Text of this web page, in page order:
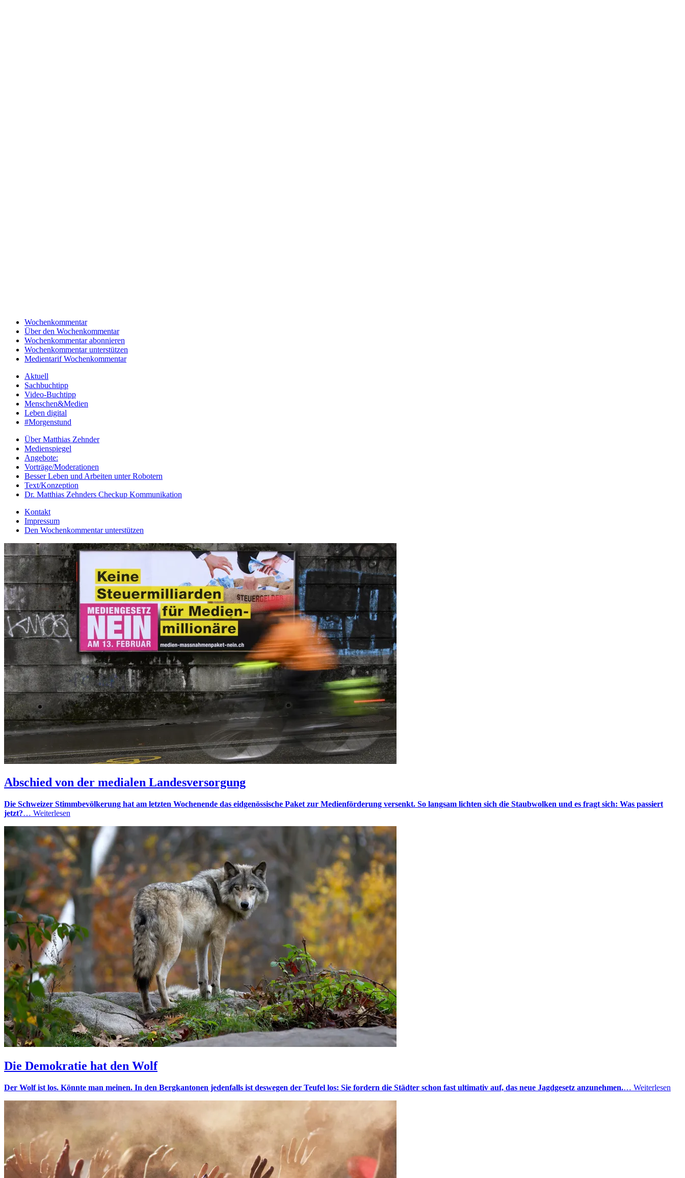
Wochenkommentar
Über den Wochenkommentar
Wochenkommentar abonnieren
Wochenkommentar unterstützen
Medientarif Wochenkommentar
Aktuell
Sachbuchtipp
Video-Buchtipp
Menschen&Medien
Leben digital
#Morgenstund
Über Matthias Zehnder
Medienspiegel
Angebote:
Vorträge/Moderationen
Besser Leben und Arbeiten unter Robotern
Text/Konzeption
Dr. Matthias Zehnders Checkup Kommunikation
Kontakt
Impressum
Den Wochenkommentar unterstützen
Abschied von der medialen Landesversorgung
Die Schweizer Stimmbevölkerung hat am letzten Wochenende das eidgenössische Paket zur Medienförderung versenkt. So langsam lichten sich die Staubwolken und es fragt sich: Was passiert
jetzt?… Weiterlesen
Die Demokratie hat den Wolf
Der Wolf ist los. Könnte man meinen. In den Bergkantonen jedenfalls ist deswegen der Teufel los: Sie fordern die Städter schon fast ultimativ auf, das neue Jagdgesetz anzunehmen.… Weiterlesen